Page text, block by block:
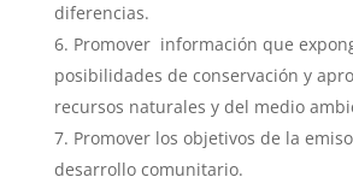
diferencias.
Promover información que
posibilidades de conservación y
recursos naturales y del medio
Promover los objetivos de la
desarrollo comunitario.